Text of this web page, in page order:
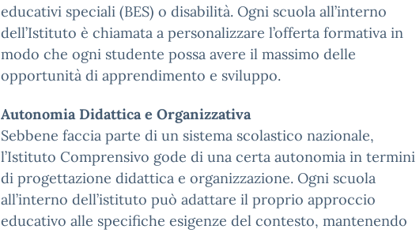
educativi speciali (BES) o disabilità. Ogni scuola all’interno
dell’Istituto è chiamata a personalizzare l’offerta formativa in
modo che ogni studente possa avere il massimo delle
opportunità di apprendimento e sviluppo.
Autonomia Didattica e Organizzativa
Sebbene faccia parte di un sistema scolastico nazionale,
l’Istituto Comprensivo gode di una certa autonomia in termini
di progettazione didattica e organizzazione. Ogni scuola
all’interno dell’istituto può adattare il proprio approccio
educativo alle specifiche esigenze del contesto, mantenendo